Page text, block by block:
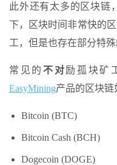
此外还有太多的区块链
下，区块时间非常快的
工，但是也存在部分特殊
常见的不对励孤块矿
EasyMining产品的区块链
Bitcoin (BTC)
Bitcoin Cash (BCH)
Dogecoin (DOGE)